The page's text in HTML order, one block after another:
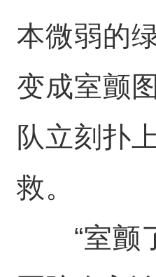
本微弱的
变成室颤
队立刻扑
救。
“室颤了